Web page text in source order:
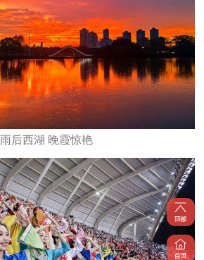
雨后西湖 晚霞惊艳